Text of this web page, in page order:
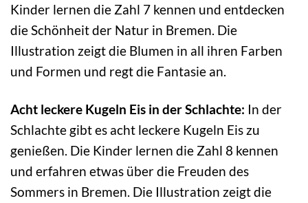
Kinder lernen die Zahl 7 kennen und entdecken
die Schönheit der Natur in Bremen. Die
Illustration zeigt die Blumen in all ihren Farben
und Formen und regt die Fantasie an.
Acht leckere Kugeln Eis in der Schlachte: In der
Schlachte gibt es acht leckere Kugeln Eis zu
genießen. Die Kinder lernen die Zahl 8 kennen
und erfahren etwas über die Freuden des
Sommers in Bremen. Die Illustration zeigt die